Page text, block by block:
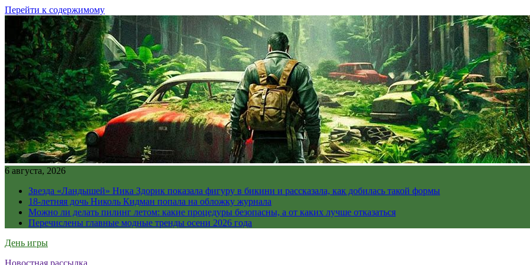
Перейти к содержимому
6 августа, 2026
Звезда «Ландышей» Ника Здорик показала фигуру в бикини и рассказала, как добилась такой формы
18-летняя дочь Николь Кидман попала на обложку журнала
Можно ли делать пилинг летом: какие процедуры безопасны, а от каких лучше отказаться
Перечислены главные модные тренды осени 2026 года
День игры
Новостная рассылка